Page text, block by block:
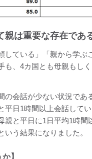
親は重要な存在であ
している」「親から学
も、4カ国とも母親もし
の会話が少ない状況で
平日1時間以上会話して
親と平日に1日平均1時
う結果になりました。
】